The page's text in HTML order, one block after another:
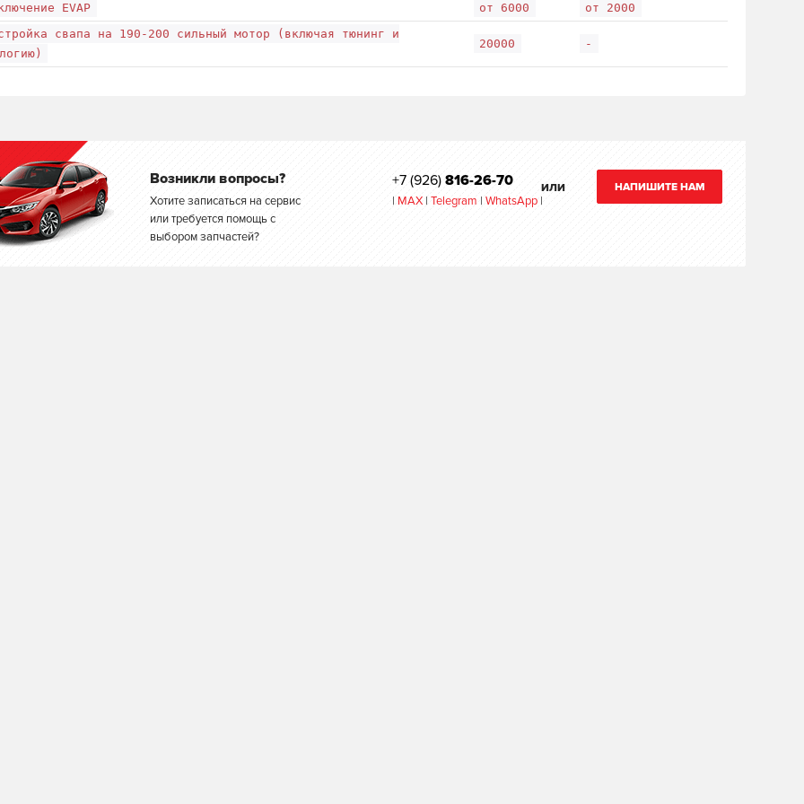
EVAP от 6000
от 2000
свапа на 190-200 сильный мотор (включая тюнинг и
20000 -
Возникли вопросы?
Хотите записаться на сервис
или требуется помощь с
выбором запчастей?
+7 (926) 816-26-70
| MAX | Telegram | WhatsApp |
ИЛИ НАПИШИТЕ НАМ